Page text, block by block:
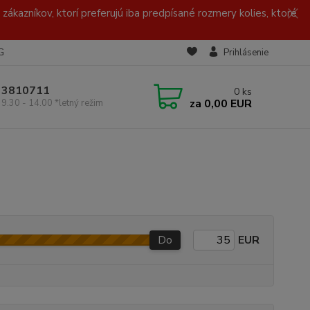
ktorí preferujú iba predpísané rozmery kolies, ktoré
Prihlásenie
- 14.00 *letný režim
0 ks
za 0,00 EUR
Do EUR